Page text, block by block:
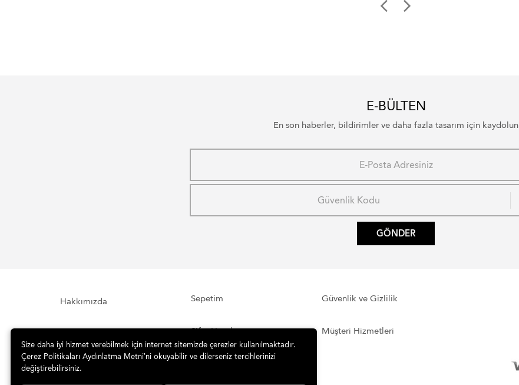
E-BÜLTEN
En son haberler, bildirimler ve daha fazla tasarım için kaydolun
GÖNDER
Hakkımızda
Sipariş Takibi
Sepetim
Şifre Hatırlatma
Güvenlik ve Gizlilik
Müşteri Hizmetleri
Size daha iyi hizmet verebilmek için internet sitemizde çerezler kullanılmaktadır.
Çerez Politikaları Aydınlatma Metni’ni okuyabilir ve dilerseniz tercihlerinizi
değiştirebilirsiniz.